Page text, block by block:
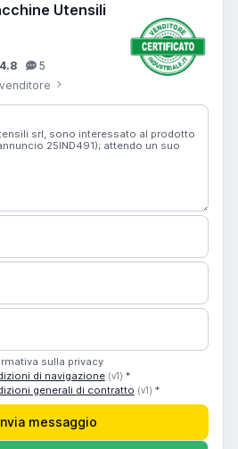
Utensili
4.8
5
sulla privacy
di navigazione (v1) *
generali di contratto (v1) *
messaggio